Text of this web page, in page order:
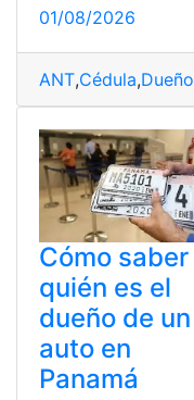
01/08/2026
ANT,Cédula,Dueño
Cómo saber
quién es el
dueño de un
auto en
Panamá